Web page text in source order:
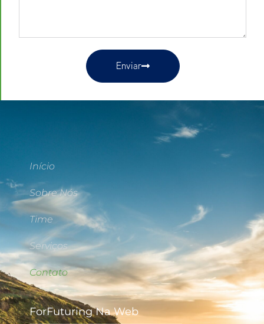
Enviar
Início
Sobre Nós
Time
Serviços
Contato
ForFuturing Na Web